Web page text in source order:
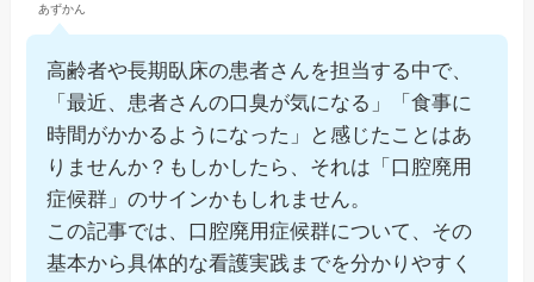
あずかん
高齢者や長期臥床の患者さんを担当する中で、
「最近、患者さんの口臭が気になる」「食事に
時間がかかるようになった」と感じたことはあ
りませんか？もしかしたら、それは「口腔廃用
症候群」のサインかもしれません。
この記事では、口腔廃用症候群について、その
基本から具体的な看護実践までを分かりやすく